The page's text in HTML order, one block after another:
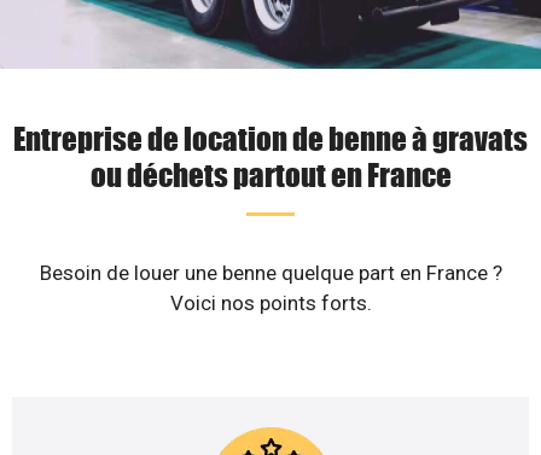
Entreprise de location de benne à gravats
ou déchets partout en France
Besoin de louer une benne quelque part en France ?
Voici nos points forts.